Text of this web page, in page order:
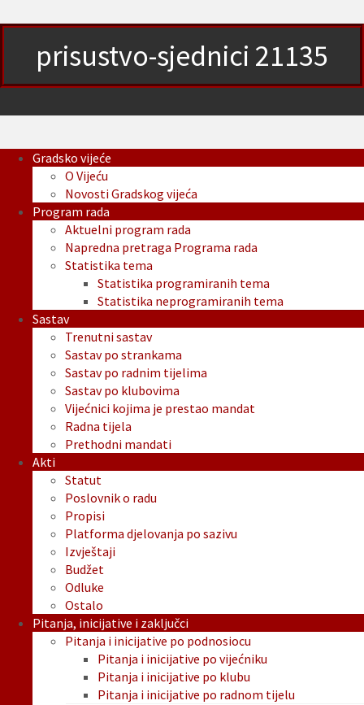
prisustvo-sjednici 21135
Gradsko vijeće
O Vijeću
Novosti Gradskog vijeća
Program rada
Aktuelni program rada
Napredna pretraga Programa rada
Statistika tema
Statistika programiranih tema
Statistika neprogramiranih tema
Sastav
Trenutni sastav
Sastav po strankama
Sastav po radnim tijelima
Sastav po klubovima
Vijećnici kojima je prestao mandat
Radna tijela
Prethodni mandati
Akti
Statut
Poslovnik o radu
Propisi
Platforma djelovanja po sazivu
Izvještaji
Budžet
Odluke
Ostalo
Pitanja, inicijative i zaključci
Pitanja i inicijative po podnosiocu
Pitanja i inicijative po vijećniku
Pitanja i inicijative po klubu
Pitanja i inicijative po radnom tijelu